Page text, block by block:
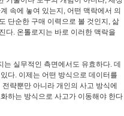
속에 놓여 있는지, 어떤 맥락에서 의
단순한 구매 이력으로 볼 것인지, 삶
다. 온톨로지는 바로 이러한 맥락을
실무적인 측면에서도 유효하다. 데
다. 이제는 어떤 방식으로 데이터를
략뿐만 아니라 개인의 사고 방식에
하는 방식으로 사고가 이동해야 한다